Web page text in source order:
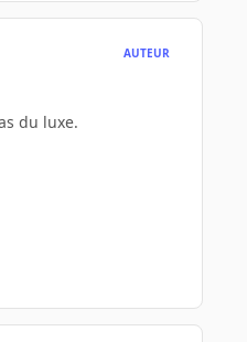
AUTEUR
du luxe.